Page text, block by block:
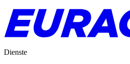
Dienste